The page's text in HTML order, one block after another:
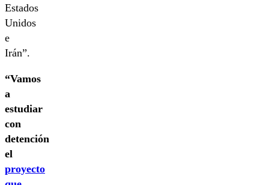
Estados
Unidos
e
Irán”.
“Vamos
a
estudiar
con
detención
el
proyecto